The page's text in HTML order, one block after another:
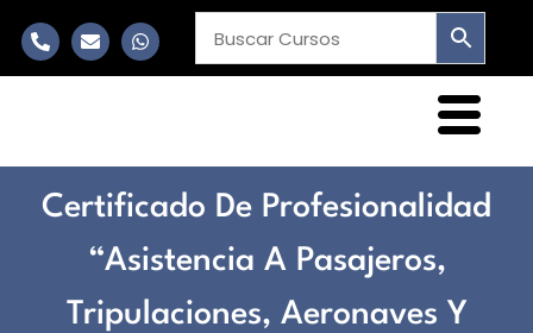
Certificado De Profesionalidad
“Asistencia A Pasajeros,
Tripulaciones, Aeronaves Y